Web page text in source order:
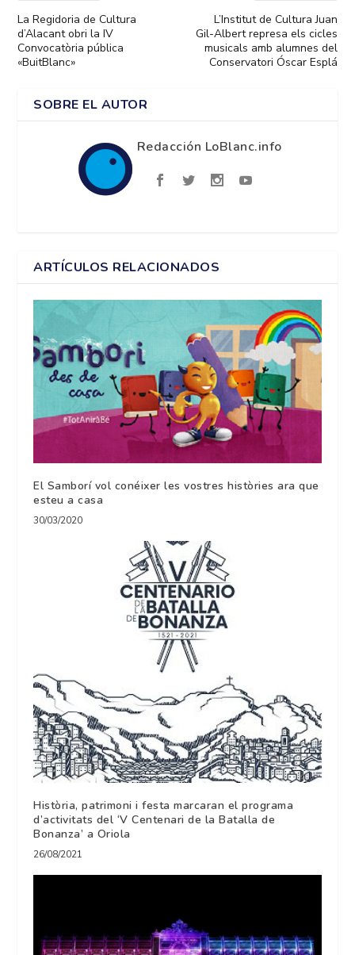
La Regidoria de Cultura
d’Alacant obri la IV
Convocatòria pública
«BuitBlanc»
L’Institut de Cultura Juan
Gil-Albert represa els cicles
musicals amb alumnes del
Conservatori Óscar Esplá
SOBRE EL AUTOR
Redacción LoBlanc.info
ARTÍCULOS RELACIONADOS
El Samborí vol conéixer les vostres històries ara que
esteu a casa
30/03/2020
Història, patrimoni i festa marcaran el programa
d’activitats del ‘V Centenari de la Batalla de
Bonanza’ a Oriola
26/08/2021